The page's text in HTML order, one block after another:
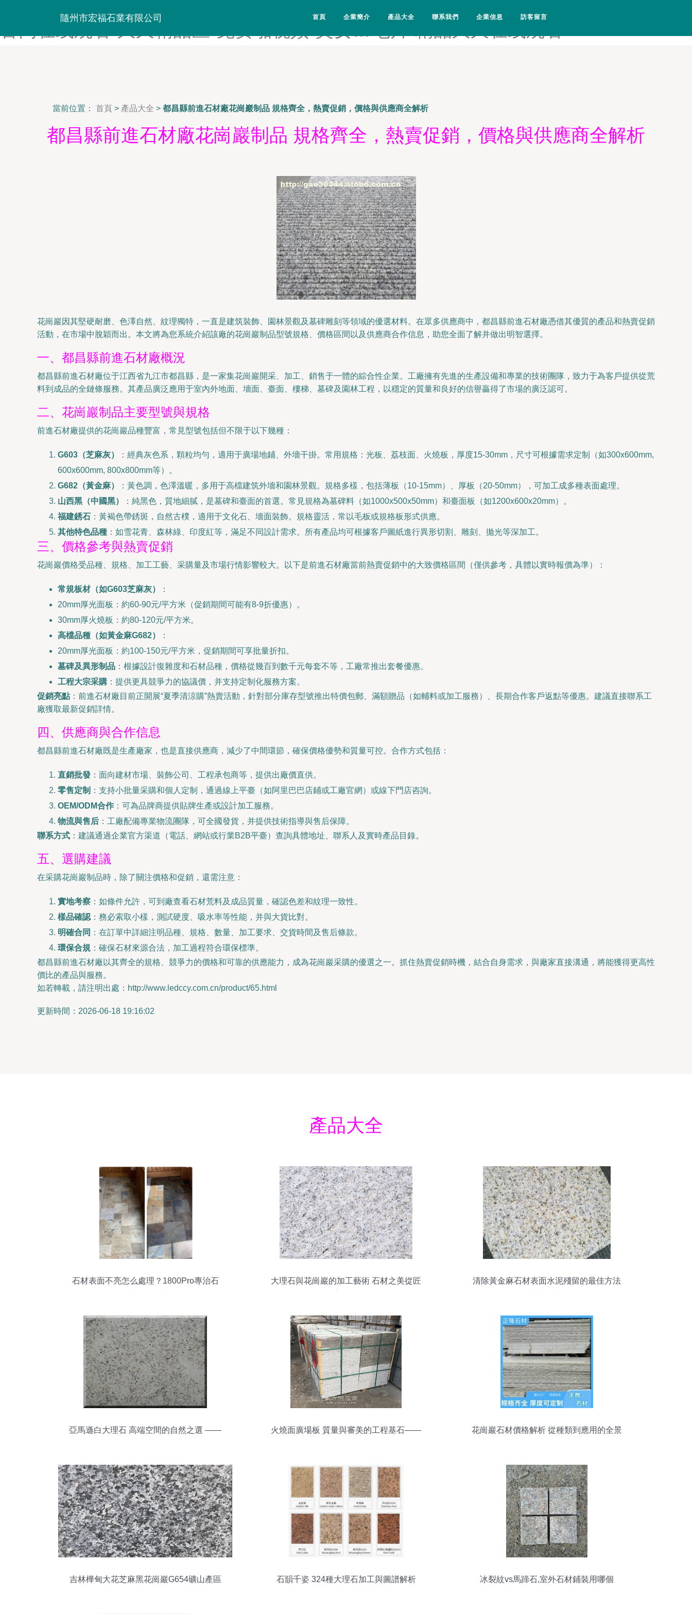
奇米影视一区-免费在线观看www-天天艹日日艹-日韩高清一级-欧美色悠悠-香蕉视频
隨州市宏福石業有限公司 首頁 企業簡介 產品大全 聯系我們 企業信息 訪客留言
當前位置： 首頁 > 產品大全 > 都昌縣前進石材廠花崗巖制品 規格齊全，熱賣促銷，價格與供應商全解析
都昌縣前進石材廠花崗巖制品 規格齊全，熱賣促銷，價格與供應商全解析
花崗巖因其堅硬耐磨、色澤自然、紋理獨特，一直是建筑裝飾、園林景觀及墓碑雕刻等領域的優選材料。在眾多供應商中，都昌縣前進石材廠憑借其優質的產品和熱賣促銷
活動，在市場中脫穎而出。本文將為您系統介紹該廠的花崗巖制品型號規格、價格區間以及供應商合作信息，助您全面了解并做出明智選擇。
一、都昌縣前進石材廠概況
都昌縣前進石材廠位于江西省九江市都昌縣，是一家集花崗巖開采、加工、銷售于一體的綜合性企業。工廠擁有先進的生產設備和專業的技術團隊，致力于為客戶提供從荒
料到成品的全鏈條服務。其產品廣泛應用于室內外地面、墻面、臺面、樓梯、墓碑及園林工程，以穩定的質量和良好的信譽贏得了市場的廣泛認可。
二、花崗巖制品主要型號與規格
前進石材廠提供的花崗巖品種豐富，常見型號包括但不限于以下幾種：
G603（芝麻灰）
：經典灰色系，顆粒均勻，適用于廣場地鋪、外墻干掛。常用規格：光板、荔枝面、火燒板，厚度15-30mm，尺寸可根據需求定制（如300x600mm,
600x600mm, 800x800mm等）。
G682（黃金麻）
：黃色調，色澤溫暖，多用于高檔建筑外墻和園林景觀。規格多樣，包括薄板（10-15mm）、厚板（20-50mm），可加工成多種表面處理。
山西黑（中國黑）
：純黑色，質地細膩，是墓碑和臺面的首選。常見規格為墓碑料（如1000x500x50mm）和臺面板（如1200x600x20mm）。
福建銹石 ：黃褐色帶銹斑，自然古樸，適用于文化石、墻面裝飾。規格靈活，常以毛板或規格板形式供應。
其他特色品種 ：如雪花青、森林綠、印度紅等，滿足不同設計需求。所有產品均可根據客戶圖紙進行異形切割、雕刻、拋光等深加工。
三、價格參考與熱賣促銷
花崗巖價格受品種、規格、加工工藝、采購量及市場行情影響較大。以下是前進石材廠當前熱賣促銷中的大致價格區間（僅供參考，具體以實時報價為準）：
常規板材（如G603芝麻灰）
：
20mm厚光面板：約60-90元/平方米（促銷期間可能有8-9折優惠）。
30mm厚火燒板：約80-120元/平方米。
高檔品種（如黃金麻G682）
：
20mm厚光面板：約100-150元/平方米，促銷期間可享批量折扣。
墓碑及異形制品 ：根據設計復雜度和石材品種，價格從幾百到數千元每套不等，工廠常推出套餐優惠。
工程大宗采購 ：提供更具競爭力的協議價，并支持定制化服務方案。
促銷亮點：前進石材廠目前正開展“夏季清涼購”熱賣活動，針對部分庫存型號推出特價包郵、滿額贈品（如輔料或加工服務）、長期合作客戶返點等優惠。建議直接聯系工
廠獲取最新促銷詳情。
四、供應商與合作信息
都昌縣前進石材廠既是生產廠家，也是直接供應商，減少了中間環節，確保價格優勢和質量可控。合作方式包括：
直銷批發 ：面向建材市場、裝飾公司、工程承包商等，提供出廠價直供。
零售定制 ：支持小批量采購和個人定制，通過線上平臺（如阿里巴巴店鋪或工廠官網）或線下門店咨詢。
OEM/ODM合作：可為品牌商提供貼牌生產或設計加工服務。
物流與售后 ：工廠配備專業物流團隊，可全國發貨，并提供技術指導與售后保障。
聯系方式 ：建議通過企業官方渠道（電話、網站或行業B2B平臺）查詢具體地址、聯系人及實時產品目錄。
五、選購建議
在采購花崗巖制品時，除了關注價格和促銷，還需注意：
實地考察 ：如條件允許，可到廠查看石材荒料及成品質量，確認色差和紋理一致性。
樣品確認 ：務必索取小樣，測試硬度、吸水率等性能，并與大貨比對。
明確合同 ：在訂單中詳細注明品種、規格、數量、加工要求、交貨時間及售后條款。
環保合規 ：確保石材來源合法，加工過程符合環保標準。
都昌縣前進石材廠以其齊全的規格、競爭力的價格和可靠的供應能力，成為花崗巖采購的優選之一。抓住熱賣促銷時機，結合自身需求，與廠家直接溝通，將能獲得更高性
價比的產品與服務。
如若轉載，請注明出處：http://www.ledccy.com.cn/product/65.html
更新時間：2026-06-18 19:16:02
產品大全
石材表面不亮怎么處理？1800Pro專治石
大理石與花崗巖的加工藝術 石材之美從匠
清除黃金麻石材表面水泥殘留的最佳方法
亞馬遜白大理石 高端空間的自然之選 ——
火燒面廣場板 質量與審美的工程基石——
花崗巖石材價格解析 從種類到應用的全景
吉林樺甸大花芝麻黑花崗巖G654礦山產區
石韻千姿 324種大理石加工與圖譜解析 冰裂紋vs馬蹄石,室外石材鋪裝用哪個